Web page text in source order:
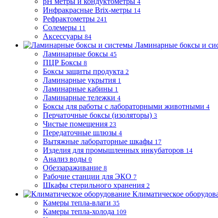
4
Инфракрасные Brix-метры 14
Рефрактометры 241
Солемеры 11
Аксессуары 84
Ламинарные боксы и
Ламинарные боксы 45
ПЦР Боксы 8
Боксы защиты продукта 2
Ламинарные укрытия 1
Ламинарные кабины 1
Ламинарные тележки 4
Боксы для работы с лабораторными животными 4
Перчаточные боксы (изоляторы) 3
Чистые помещения 23
Передаточные шлюзы 4
Вытяжные лабораторные шкафы 17
Изделия для промышленных инкубаторов 14
Анализ воды 0
Обеззараживание 8
Рабочие станции для ЭКО 7
Шкафы стерильного хранения 2
Климатическое
Камеры тепла-влаги 35
Камеры тепла-холода 109